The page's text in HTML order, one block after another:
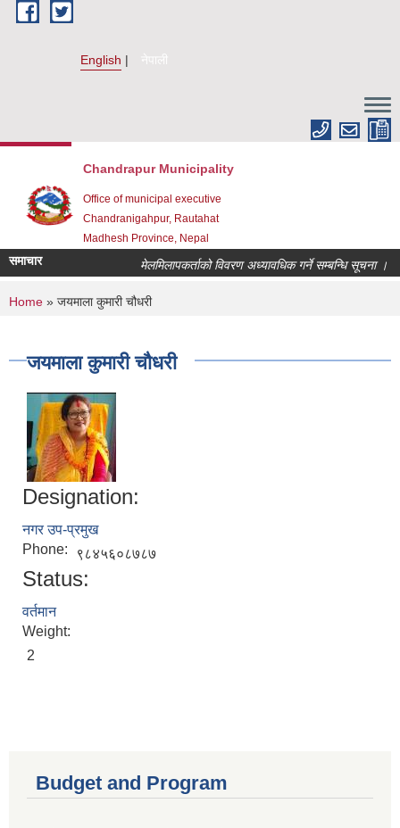
Skip to main content
English नेपाली
Chandrapur Municipality
Office of municipal executive
Chandranigahpur, Rautahat
Madhesh Province, Nepal
समाचार मेलमिलापकर्ताको विवरण अध्यावधिक गर्ने सम्बन्धि सूचना ।
You are here
Home » जयमाला कुमारी चौधरी
जयमाला कुमारी चौधरी
Designation:
नगर उप-प्रमुख
Phone:
९८४५६०८७८७
Status:
वर्तमान
Weight:
2
Budget and Program